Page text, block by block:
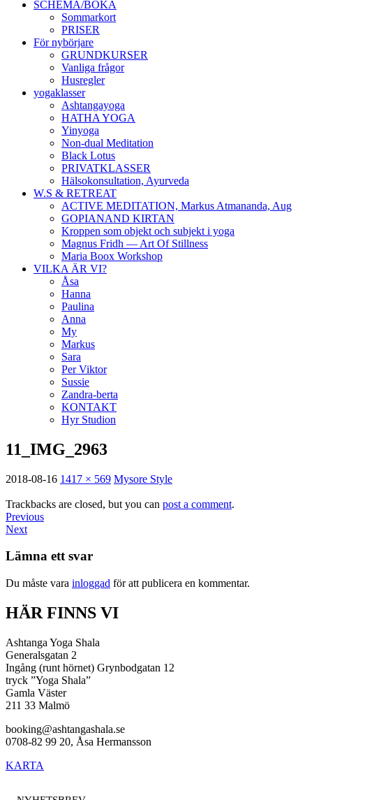
SCHEMA/BOKA
Sommarkort
PRISER
För nybörjare
GRUNDKURSER
Vanliga frågor
Husregler
yogaklasser
Ashtangayoga
HATHA YOGA
Yinyoga
Non-dual Meditation
Black Lotus
PRIVATKLASSER
Hälsokonsultation, Ayurveda
W.S & RETREAT
ACTIVE MEDITATION, Markus Atmananda, Aug
GOPIANAND KIRTAN
Kroppen som objekt och subjekt i yoga
Magnus Fridh — Art Of Stillness
Maria Boox Workshop
VILKA ÄR VI?
Åsa
Hanna
Paulina
Anna
My
Markus
Sara
Per Viktor
Sussie
Zandra-berta
KONTAKT
Hyr Studion
11_IMG_2963
2018-08-16 1417 × 569 Mysore Style
Trackbacks are closed, but you can post a comment.
Previous
Next
Lämna ett svar
Du måste vara inloggad för att publicera en kommentar.
HÄR FINNS VI
Ashtanga Yoga Shala
Generalsgatan 2
Ingång (runt hörnet) Grynbodgatan 12
tryck ”Yoga Shala”
Gamla Väster
211 33 Malmö
booking@ashtangashala.se
0708-82 99 20, Åsa Hermansson
KARTA